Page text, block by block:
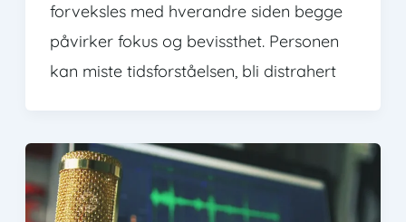
forveksles med hverandre siden begge
påvirker fokus og bevissthet. Personen
kan miste tidsforståelsen, bli distrahert